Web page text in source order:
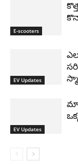
E-scooters
EV Updates
EV Updates